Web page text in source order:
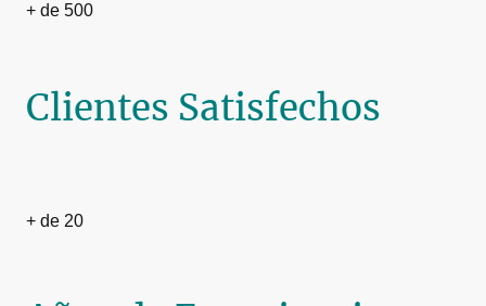
+ de 500
Clientes Satisfechos
+ de 20